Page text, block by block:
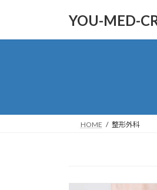
YOU-MED-
HOME 整形外科